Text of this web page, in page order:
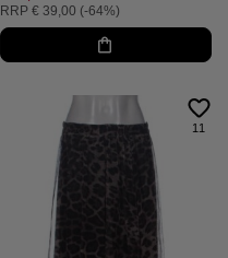
Unverbindliche Preisempfehlung:
RRP € 39,00 (-64%)
11